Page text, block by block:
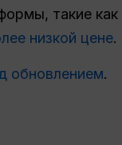
такие как
низкой цене.
обновлением.